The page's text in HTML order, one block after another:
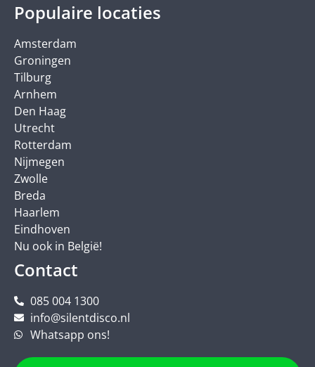
Populaire locaties
Amsterdam
Groningen
Tilburg
Arnhem
Den Haag
Utrecht
Rotterdam
Nijmegen
Zwolle
Breda
Haarlem
Eindhoven
Nu ook in België!
Contact
085 004 1300
info@silentdisco.nl
Whatsapp ons!